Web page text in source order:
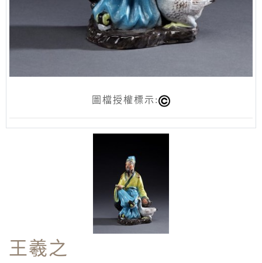
圖檔授權標示:
王羲之